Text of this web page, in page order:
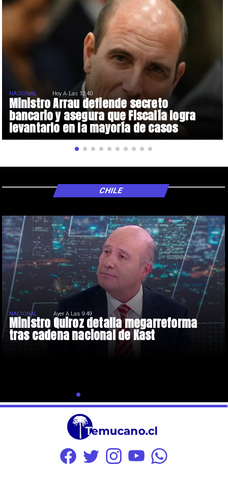
Ministro Arrau defiende secreto
bancario y asegura que Fiscalía logra
levantarlo en la mayoría de casos
NACIONAL Hoy A Las 12:40
Ministro Quiroz detalla megarreforma
tras cadena nacional de Kast
NACIONAL Ayer A Las 9:49
CHILE